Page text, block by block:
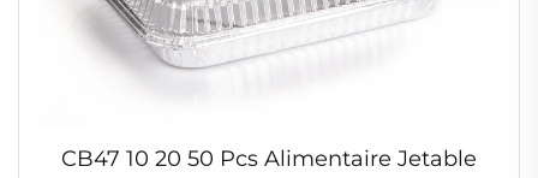
CB47 10 20 50 Pcs Alimentaire Jetable